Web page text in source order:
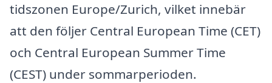
tidszonen Europe/Zurich, vilket innebär
att den följer Central European Time (CET)
och Central European Summer Time
(CEST) under sommarperioden.